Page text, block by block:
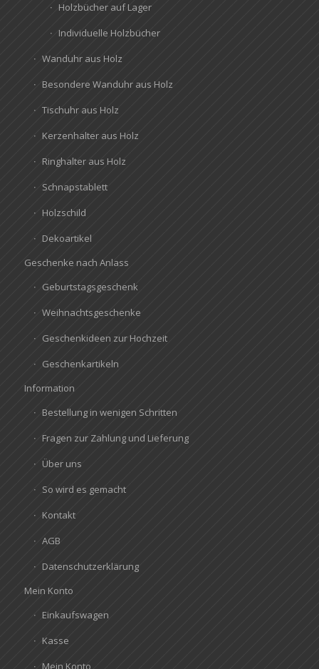
Holzbücher auf Lager
Individuelle Holzbücher
Wanduhr aus Holz
Besondere Wanduhr aus Holz
Tischuhr aus Holz
Kerzenhalter aus Holz
Ringhalter aus Holz
Schnapstablett
Holzschild
Dekoartikel
Geschenke nach Anlass
Geburtstagsgeschenk
Weihnachtsgeschenke
Geschenkideen zur Hochzeit
Geschenkartikeln
Information
Bestellung in wenigen Schritten
Fragen zur Zahlung und Lieferung
Über uns
So wird es gemacht
Kontakt
AGB
Datenschutzerklärung
Mein Konto
Einkaufswagen
Kasse
Mein Konto